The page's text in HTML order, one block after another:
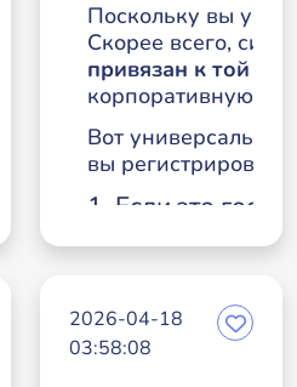
Аккаунт (Account)
Удалить аккаунт
(возможно,
прямо сейчас:
my.telegram.org/auth
телефона и код
Поскольку вы
Скорее всего,
привязан к той
корпоративную
Вот универсальные
вы
1. Если это
(электронная
Что
Не
2026-04-18
03:58:08